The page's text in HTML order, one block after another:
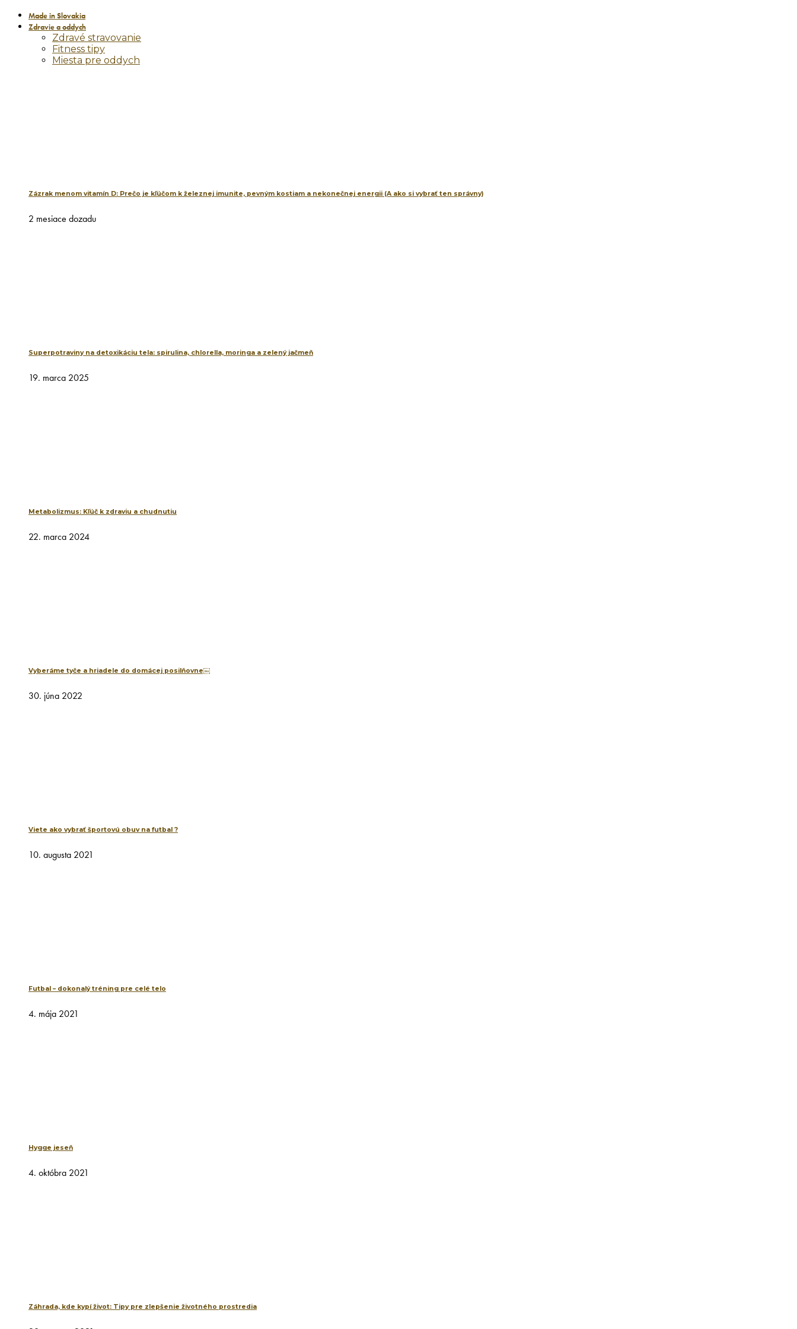
Made in Slovakia
Zdravie a oddych
Zdravé stravovanie
Fitness tipy
Miesta pre oddych
Zázrak menom vitamín D: Prečo je kľúčom k železnej imunite, pevným kostiam a nekonečnej energii (A ako si vybrať ten správny)
2 mesiace dozadu
Superpotraviny na detoxikáciu tela: spirulina, chlorella, moringa a zelený jačmeň
19. marca 2025
Metabolizmus: Kľúč k zdraviu a chudnutiu
22. marca 2024
Vyberáme tyče a hriadele do domácej posilňovne￼
30. júna 2022
Viete ako vybrať športovú obuv na futbal ?
10. augusta 2021
Futbal – dokonalý tréning pre celé telo
4. mája 2021
Hygge jeseň
4. októbra 2021
Záhrada, kde kypí život: Tipy pre zlepšenie životného prostredia